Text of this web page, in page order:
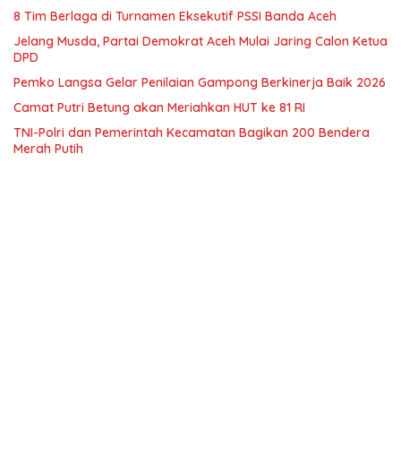
8 Tim Berlaga di Turnamen Eksekutif PSSI Banda Aceh
Jelang Musda, Partai Demokrat Aceh Mulai Jaring Calon Ketua
DPD
Pemko Langsa Gelar Penilaian Gampong Berkinerja Baik 2026
Camat Putri Betung akan Meriahkan HUT ke 81 RI
TNI-Polri dan Pemerintah Kecamatan Bagikan 200 Bendera
Merah Putih